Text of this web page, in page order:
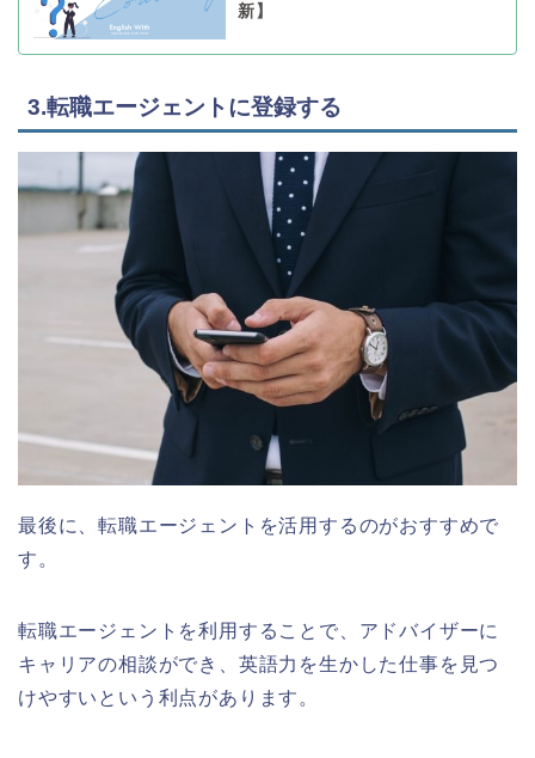
新】
3.転職エージェントに登録する
最後に、転職エージェントを活用するのがおすすめで
す。
転職エージェントを利用することで、アドバイザーに
キャリアの相談ができ、英語力を生かした仕事を見つ
けやすいという利点があります。